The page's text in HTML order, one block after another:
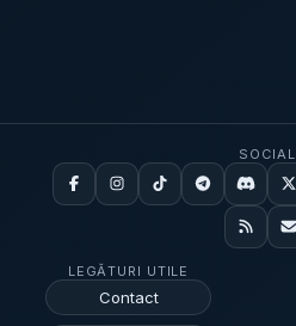
LEGĂTURI UTILE
Contact
SOCIAL